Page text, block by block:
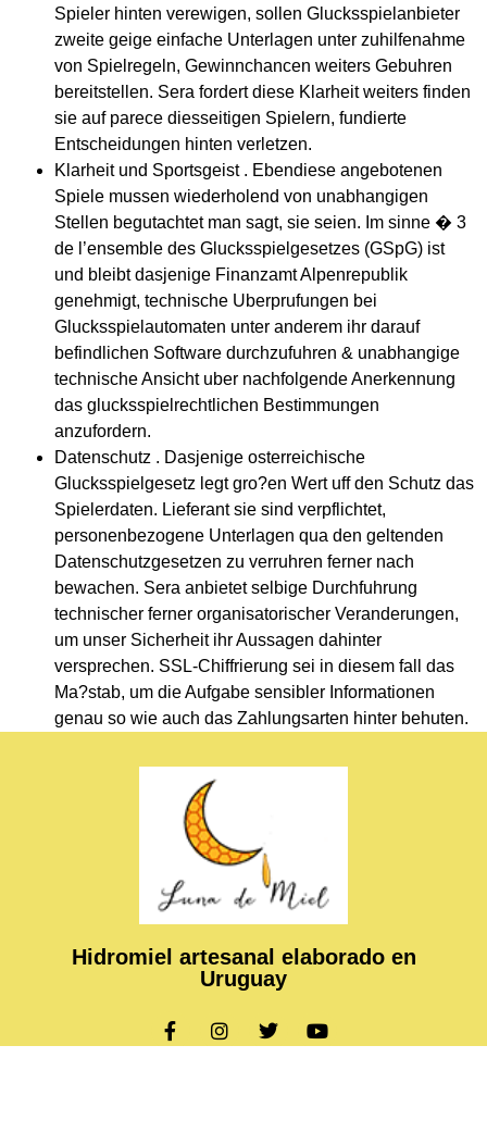
Spieler hinten verewigen, sollen Glucksspielanbieter
zweite geige einfache Unterlagen unter zuhilfenahme
von Spielregeln, Gewinnchancen weiters Gebuhren
bereitstellen. Sera fordert diese Klarheit weiters finden
sie auf parece diesseitigen Spielern, fundierte
Entscheidungen hinten verletzen.
Klarheit und Sportsgeist . Ebendiese angebotenen
Spiele mussen wiederholend von unabhangigen
Stellen begutachtet man sagt, sie seien. Im sinne � 3
de l’ensemble des Glucksspielgesetzes (GSpG) ist
und bleibt dasjenige Finanzamt Alpenrepublik
genehmigt, technische Uberprufungen bei
Glucksspielautomaten unter anderem ihr darauf
befindlichen Software durchzufuhren & unabhangige
technische Ansicht uber nachfolgende Anerkennung
das glucksspielrechtlichen Bestimmungen
anzufordern.
Datenschutz . Dasjenige osterreichische
Glucksspielgesetz legt gro?en Wert uff den Schutz das
Spielerdaten. Lieferant sie sind verpflichtet,
personenbezogene Unterlagen qua den geltenden
Datenschutzgesetzen zu verruhren ferner nach
bewachen. Sera anbietet selbige Durchfuhrung
technischer ferner organisatorischer Veranderungen,
um unser Sicherheit ihr Aussagen dahinter
versprechen. SSL-Chiffrierung sei in diesem fall das
Ma?stab, um die Aufgabe sensibler Informationen
genau so wie auch das Zahlungsarten hinter behuten.
Hidromiel artesanal elaborado en
Uruguay